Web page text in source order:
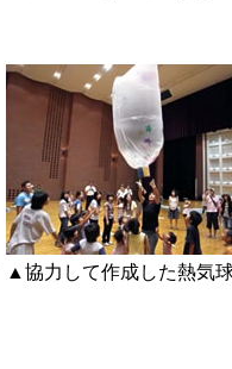
▲協力して作成した熱気